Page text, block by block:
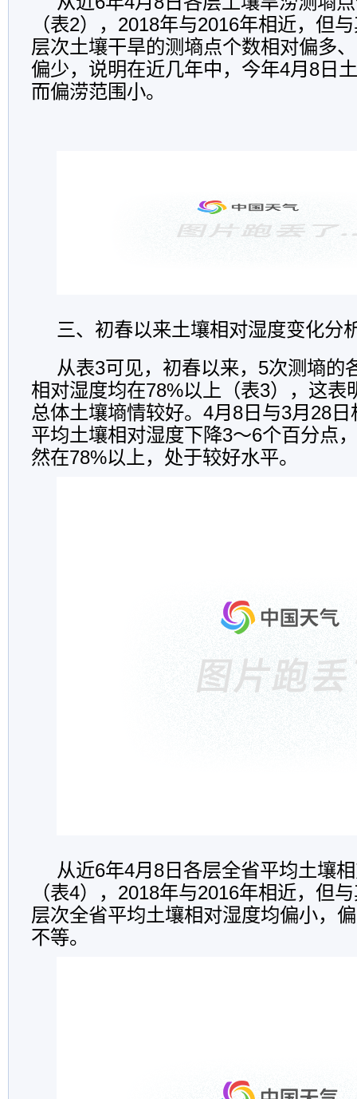
（表2），2018年与2016年相近，但
层次土壤干旱的测墒点个数相对偏多
偏少，说明在近几年中，今年4月8日
而偏涝范围小。
三、初春以来土壤相对湿度变化分
从表3可见，初春以来，5次测墒的
相对湿度均在78%以上（表3），这表
总体土壤墒情较好。4月8日与3月28
平均土壤相对湿度下降3～6个百分点
然在78%以上，处于较好水平。
从近6年4月8日各层全省平均土壤
（表4），2018年与2016年相近，但
层次全省平均土壤相对湿度均偏小，
不等。